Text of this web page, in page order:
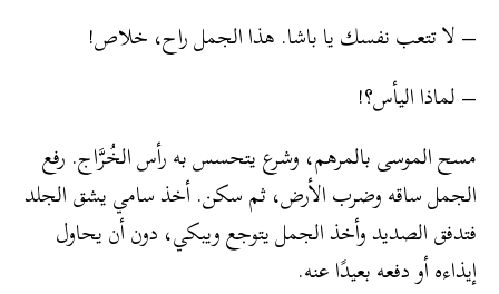
– لا تتعب نفسك يا باشا. هذا الجمل راح، خلاص!
– لماذا اليأس؟!
مسح الموسى بالمرهم، وشرع يتحسس به رأس الخُرَّاج. رفع
الجمل ساقه وضرب الأرض، ثم سكن. أخذ سامي يشق الجلد
فتدفق الصديد وأخذ الجمل يتوجع ويبكي، دون أن يحاول
إيذاءه أو دفعه بعيدًا عنه.